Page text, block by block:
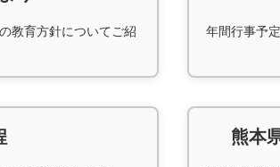
教育方針についてご紹
年間行事予
熊本